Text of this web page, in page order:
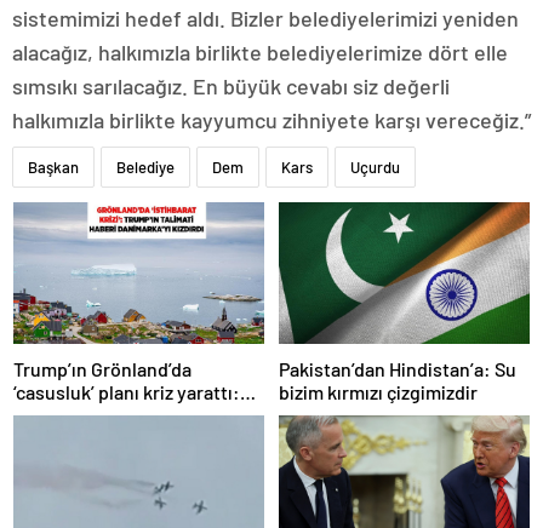
sistemimizi hedef aldı. Bizler belediyelerimizi yeniden
alacağız, halkımızla birlikte belediyelerimize dört elle
sımsıkı sarılacağız. En büyük cevabı siz değerli
halkımızla birlikte kayyumcu zihniyete karşı vereceğiz.”
Başkan Belediye Dem Kars Uçurdu
Trump’ın Grönland’da
‘casusluk’ planı kriz yarattı:
Danimarka ABD elçisini
Pakistan’dan Hindistan’a: Su
bizim kırmızı çizgimizdir